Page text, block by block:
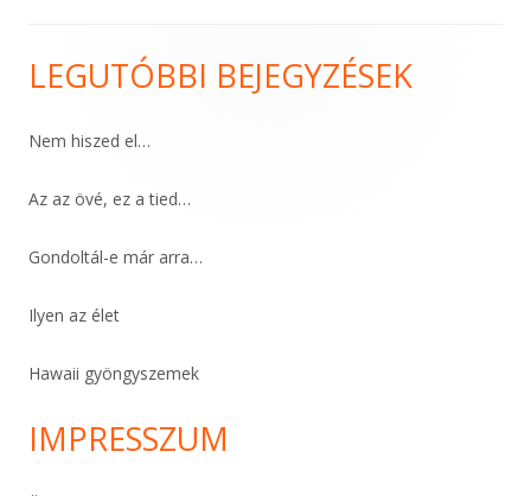
Main
Sidebar
LEGUTÓBBI BEJEGYZÉSEK
Nem hiszed el…
Az az övé, ez a tied…
Gondoltál-e már arra…
Ilyen az élet
Hawaii gyöngyszemek
IMPRESSZUM